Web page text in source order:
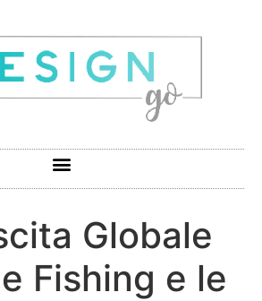
Globale
Fishing e le